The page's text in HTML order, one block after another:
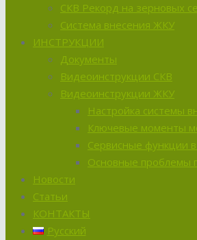
СКВ Рекорд на зерновых
Система внесения ЖКУ
ИНСТРУКЦИИ
Документы
Видеоинструкции СКВ
Видеоинструкции ЖКУ
Настройка системы
Ключевые моменты
Сервисные функции
Основные проблемы
Новости
Статьи
КОНТАКТЫ
Русский